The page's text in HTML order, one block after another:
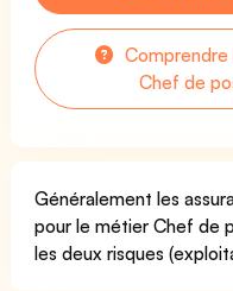
Comprendre
Chef de
Généralement les
pour le métier Chef de
les deux risques